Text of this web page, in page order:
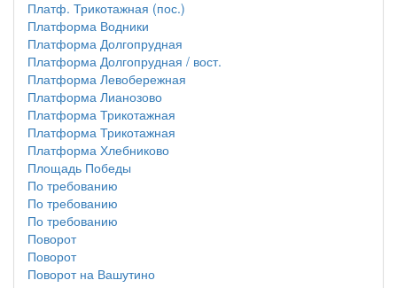
Платф. Трикотажная (пос.)
Платформа Водники
Платформа Долгопрудная
Платформа Долгопрудная / вост.
Платформа Левобережная
Платформа Лианозово
Платформа Трикотажная
Платформа Трикотажная
Платформа Хлебниково
Площадь Победы
По требованию
По требованию
По требованию
Поворот
Поворот
Поворот на Вашутино